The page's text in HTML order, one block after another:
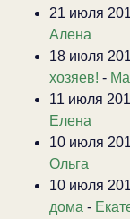
21 июля
Алена
18 июля
хозяев! -
11 июля
Елена
10 июля
Ольга
10 июля
дома -